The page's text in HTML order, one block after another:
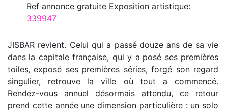
Ref annoncegratuite Exposition artistique:
339947
JISBAR revient. Celui qui a passé douze ans de sa vie
dans la capitale française, qui y a posé ses premières
toiles, exposé ses premières séries, forgé son regard
singulier, retrouve la ville où tout a commencé.
Rendez-vous annuel désormais attendu, ce retour
prend cette année une dimension particulière : un solo